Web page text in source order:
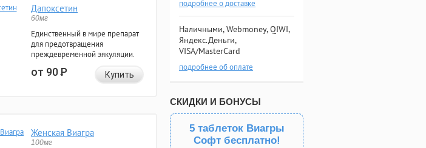
Дапоксетин
60мг
Единственный в мире препарат
для предотвращения
преждевременной эякуляции.
от 90Р Купить
Женская Виагра
100мг
подробнее о доставке
Наличными, Webmoney, QIWI,
Яндекс.Деньги,
VISA/MasterCard
подробнее об оплате
СКИДКИ И БОНУСЫ
5 таблеток Виагры
Софт бесплатно!